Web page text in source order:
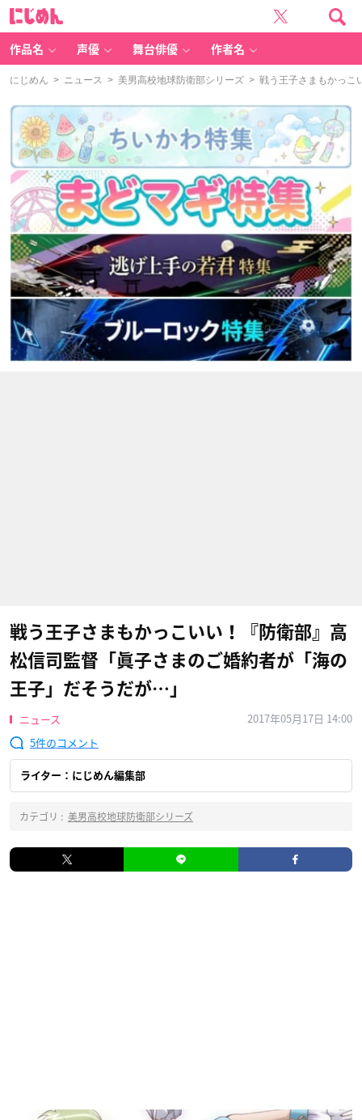
作品名 声優 舞台俳優 作者名
にじめん > ニュース > 美男高校地球防衛部シリーズ > 戦う王子さまもかっこ
戦う王子さまもかっこいい！『防衛部』高
松信司監督「眞子さまのご婚約者が「海の
王子」だそうだが…」
ニュース
2017年05月17日 14:00
5
ライター：にじめん編集部
カテゴリ : 美男高校地球防衛部シリーズ